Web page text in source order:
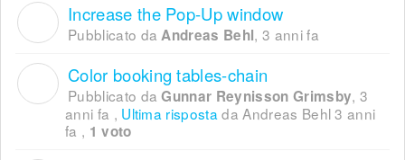
Increase the Pop-Up window
Pubblicato da Andreas Behl, 3 anni fa
Color booking tables-chain
Pubblicato daGunnar Reynisson Grimsby, 3
anni fa , Ultima risposta da Andreas Behl3 anni
fa , 1 voto